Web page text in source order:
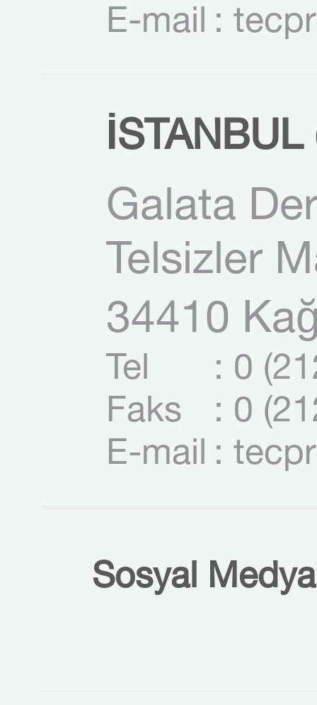
E-mail :
Galata
Telsizler
34410
Tel
: 0
Faks
: 0
E-mail :
Sosyal